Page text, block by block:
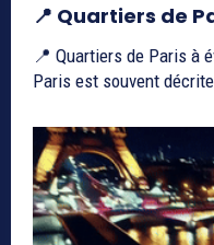
📍 Quartiers de
📍 Quartiers de Paris à
Paris est souvent